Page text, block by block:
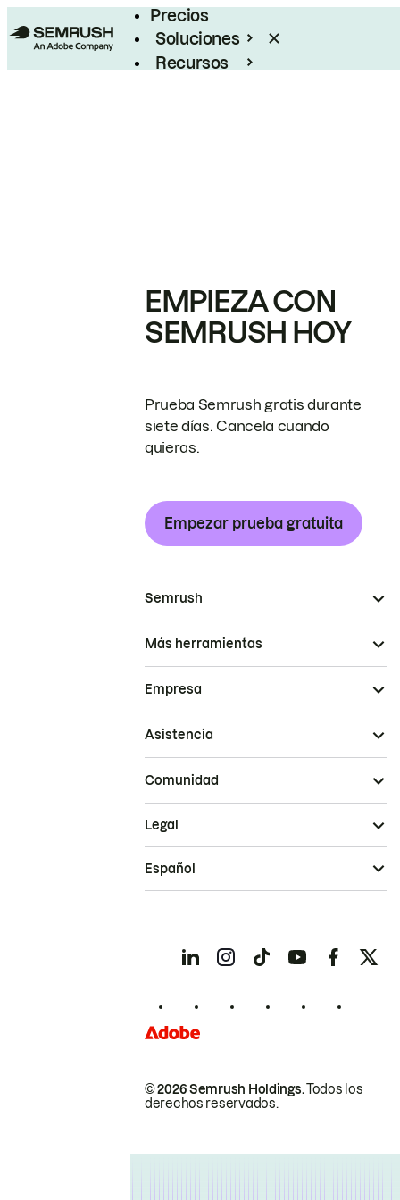
Precios
Soluciones
Recursos
EMPIEZA CON
SEMRUSH HOY
Prueba Semrush gratis durante
siete días. Cancela cuando
quieras.
Empezar prueba gratuita
Semrush
Más herramientas
Empresa
Asistencia
Comunidad
© 2026 Semrush Holdings.Todos los
derechos reservados.
Legal
Español